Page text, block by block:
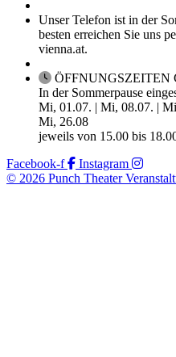
Unser Telefon ist in der
besten erreichen Sie uns
vienna.at.
ÖFFNUNGSZEITEN
In der Sommerpause
Mi, 01.07. | Mi, 08.07. |
Mi, 26.08
jeweils von 15.00 bis
Facebook-f
Instagram
© 2026 Punch Theater